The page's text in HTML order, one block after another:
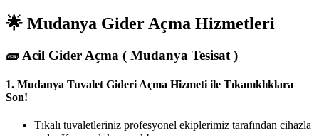
🌟 Mudanya Gider Açma Hizmetleri
🧱 Acil Gider Açma ( Mudanya Tesisat )
1. Mudanya Tuvalet Gideri Açma Hizmeti ile Tıkanıklıklara
Son!
Tıkalı tuvaletleriniz profesyonel ekiplerimiz tarafından cihazla